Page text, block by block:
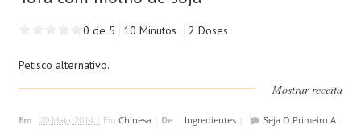
0 de 5 10 Minutos 2 Doses
Petisco alternativo.
Mostrar receita
Em 20 Maio, 2014 | Em Chinesa| De Ingredientes|
Seja O Primeiro A